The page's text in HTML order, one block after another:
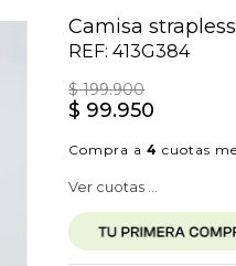
Camisa
REF:413G384
$ 199.900
$ 99.950
Compra a4 cuotas
Ver cuotas ...